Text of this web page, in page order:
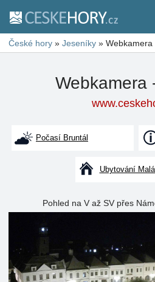
České hory » Jeseníky » Webkamera
Webkamera
Počasí Bruntál
Ubytování
Pohled na V až SV přes